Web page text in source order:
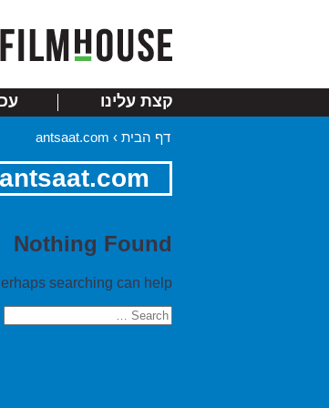
קצת עלינו
דף הבית ›
antsaat.com
antsaat.com
Nothing Found
searching can help.
Search
for: